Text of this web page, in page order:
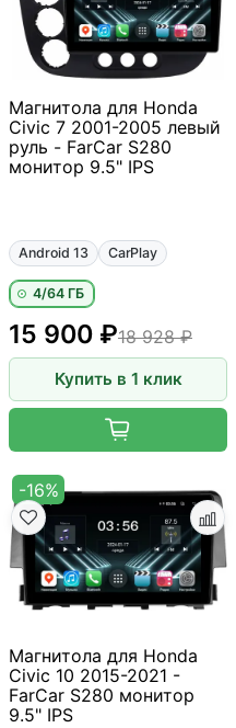
Магнитола для Honda
Civic 7 2001-2005 левый
руль - FarCar S280
монитор 9.5" IPS
Android 13 CarPlay
4/64 ГБ
18 928 ₽
15 900 ₽
Купить в 1 клик
-16%
Магнитола для Honda
Civic 10 2015-2021 -
FarCar S280 монитор
9.5" IPS